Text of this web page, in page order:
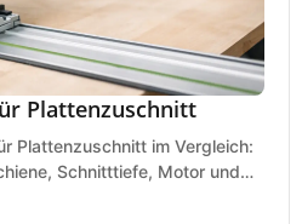
Plattenzuschnitt
Plattenzuschnitt im Vergleich:
Schnitttiefe, Motor und